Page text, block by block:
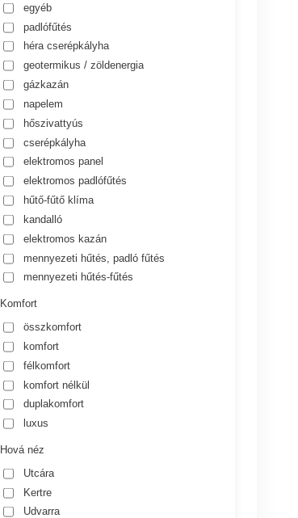
egyéb
padlófűtés
héra cserépkályha
geotermikus / zöldenergia
gázkazán
napelem
hőszivattyús
cserépkályha
elektromos panel
elektromos padlófűtés
hűtő-fűtő klíma
kandalló
elektromos kazán
mennyezeti hűtés, padló fűtés
mennyezeti hűtés-fűtés
Komfort
összkomfort
komfort
félkomfort
komfort nélkül
duplakomfort
luxus
Hová néz
Utcára
Kertre
Udvarra